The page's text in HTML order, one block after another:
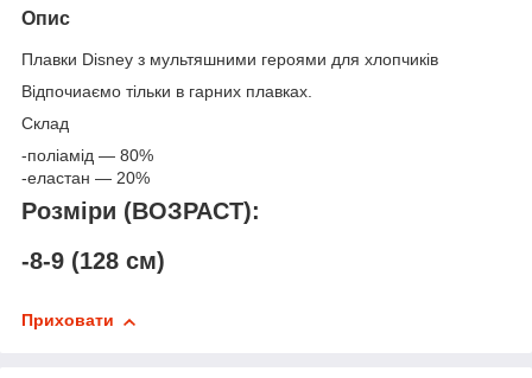
Опис
Плавки Disney з мультяшними героями для хлопчиків
Відпочиаємо тільки в гарних плавках.
Склад
-поліамід — 80%
-еластан — 20%
Розміри (ВОЗРАСТ):
-8-9 (128 см)
Приховати